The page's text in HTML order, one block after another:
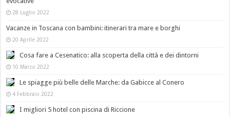
28 Luglio 2022
Vacanze in Toscana con bambini: itinerari tra mare e borghi
20 Aprile 2022
Cosa fare a Cesenatico: alla scoperta della città e dei dintorni
10 Marzo 2022
Le spiagge più belle delle Marche: da Gabicce al Conero
4 Febbraio 2022
I migliori 5 hotel con piscina di Riccione